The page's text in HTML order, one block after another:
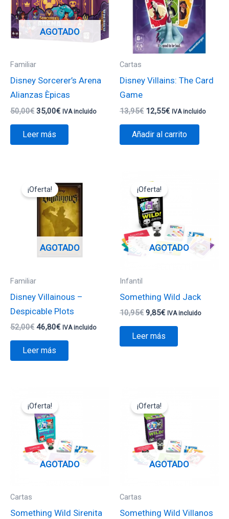
AGOTADO
Familiar
Disney Sorcerer’s Arena
Alianzas Èpicas
50,00€ 35,00€ IVA incluido
Leer más
Cartas
Disney Villains: The Card
Game
13,95€ 12,55€ IVA incluido
Añadir al carrito
AGOTADO
¡Oferta!
Familiar
Disney Villainous –
Despicable Plots
52,00€
precio
original
era:
52,00€.
46,80€
precio
actual
es:
46,80€.
IVA incluido
Leer más
AGOTADO
¡Oferta!
Infantil
Something Wild Jack
10,95€
precio
original
era:
10,95€.
9,85€
actual
IVA incluido
Leer más
AGOTADO
¡Oferta!
Cartas
Something Wild Sirenita
original
era:
10,95€.
actual
AGOTADO
¡Oferta!
Cartas
Something Wild Villanos
original
era:
10,95€.
actual
es: